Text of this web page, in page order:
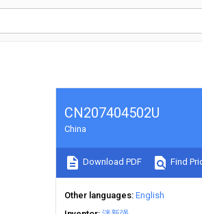
CN207404502U
China
Download PDF Find
Other languages English